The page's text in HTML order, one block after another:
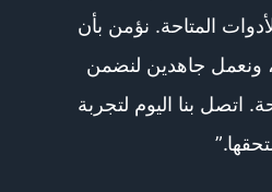
المتاحة. نؤمن بأن
ونعمل جاهدين لنضمن
اتصل بنا اليوم لتجربة